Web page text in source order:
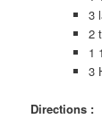
3
2
1
3
Directions :